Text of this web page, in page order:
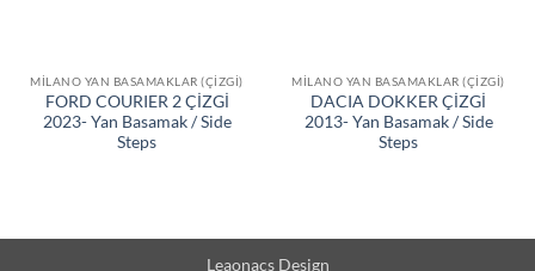
MILANO YAN BASAMAKLAR (ÇIZGI)
FORD COURIER 2 ÇİZGİ
2023- Yan Basamak / Side
Steps
MILANO YAN BASAMAKLAR (ÇIZGI)
DACIA DOKKER ÇİZGİ
2013- Yan Basamak / Side
Steps
Leaonacs Design